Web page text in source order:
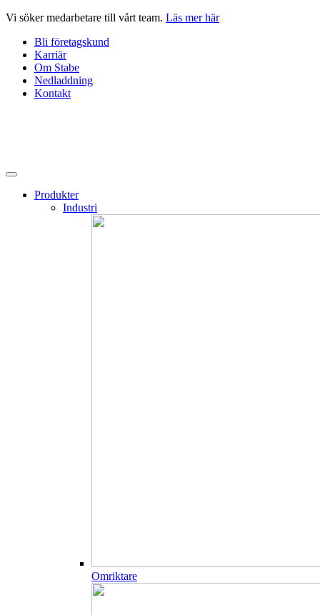
Hoppa
innehåll
Vi söker medarbetare till vårt team. Läs mer här
Bli företagskund
Karriär
Om Stabe
Nedladdning
Kontakt
Produkter
Industri
Omriktare